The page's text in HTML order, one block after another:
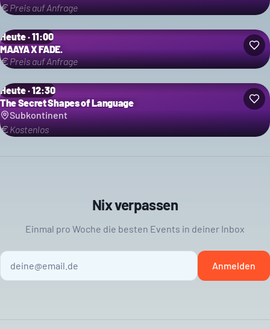
Preis auf Anfrage
Heute · 11:00
MAAYA X FADE.
Preis auf Anfrage
Heute · 12:30
The Secret Shapes of Language
Subkontinent
Kostenlos
Nix verpassen
Einmal pro Woche die besten Events in deiner Inbox
Anmelden